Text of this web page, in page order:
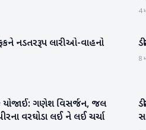
4
નડતરરૂપ લારીઓ-વાહનો
8
યોજાઈ: ગણેશ વિસર્જન, જલ
વરઘોડા લઈ ને લઈ ચર્ચા